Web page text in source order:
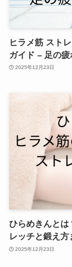
ヒラメ筋 スト
ガイド – 足の疲
2025年12月23日
ひらめきんとは
レッチと鍛え
2025年12月23日